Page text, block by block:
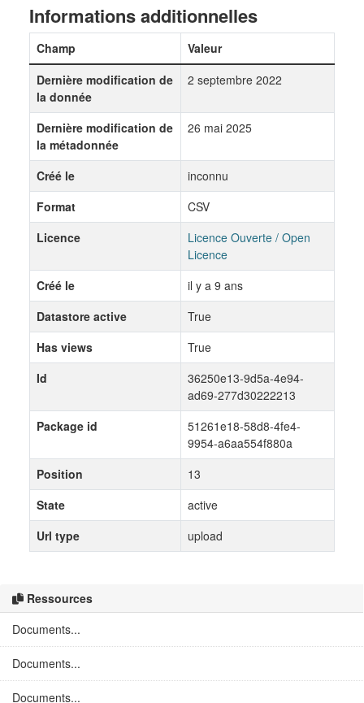
Ressources
Documents...
Documents...
Documents...
Informations additionnelles
Champ
Valeur
Dernière modification de
la donnée
2 septembre 2022
Dernière modification de
la métadonnée
26 mai 2025
Créé le
inconnu
Format
CSV
Licence
Licence Ouverte / Open
Licence
Créé le
il y a 9 ans
Datastore active
True
Has views
True
Id
36250e13-9d5a-4e94-
ad69-277d30222213
Package id
51261e18-58d8-4fe4-
9954-a6aa554f880a
Position
13
State
active
Url type
upload